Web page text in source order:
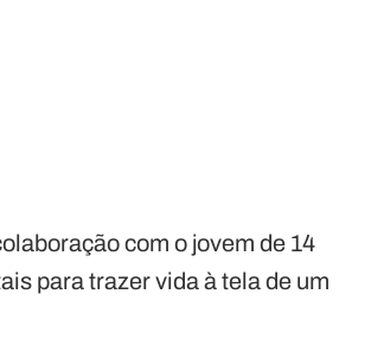
com o jovem de 14
para trazer vida à tela de um